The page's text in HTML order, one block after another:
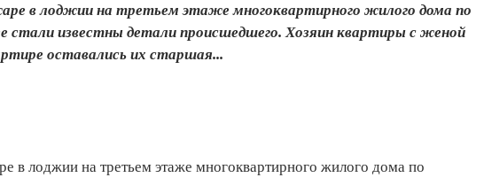
в лоджии на третьем этаже многоквартирного жилого дома по
стали известны детали происшедшего. Хозяин квартиры с женой
оставались их старшая...
в лоджии на третьем этаже многоквартирного жилого дома по